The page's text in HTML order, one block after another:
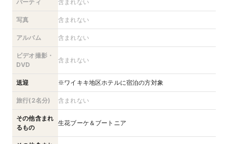
パーティ 含まれない
写真 含まれない
アルバム 含まれない
ビデオ撮影・
DVD
含まれない
送迎 ※ワイキキ地区ホテルに宿泊の方対象
旅行(2名分) 含まれない
その他含まれ
るもの
生花ブーケ＆ブートニア